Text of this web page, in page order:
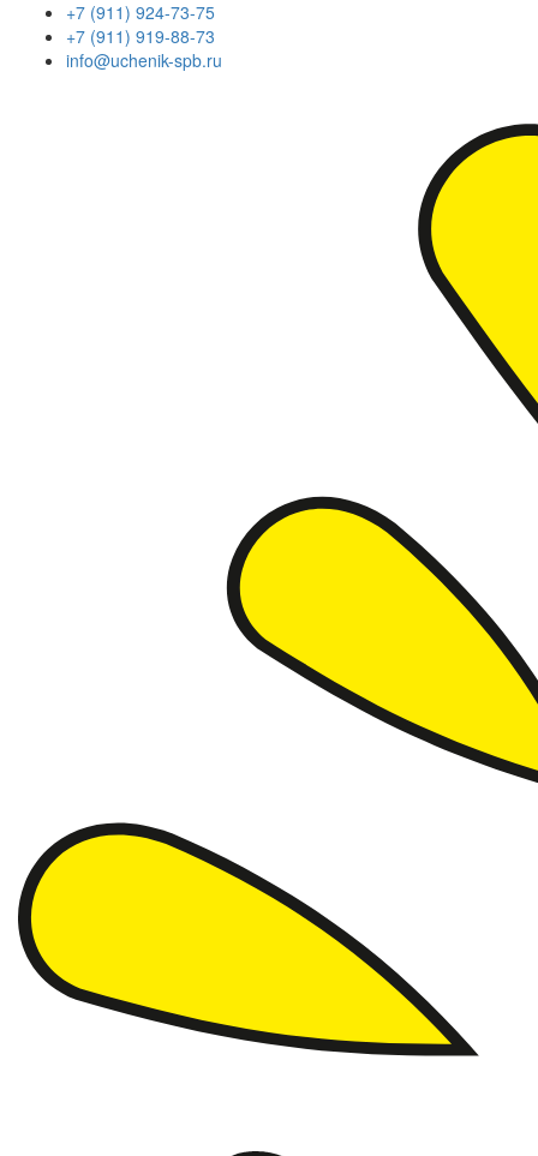
+7 (911) 924-73-75
+7 (911) 919-88-73
info@uchenik-spb.ru